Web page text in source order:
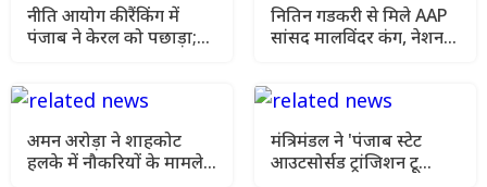
नीति आयोग की रैंकिंग में
पंजाब ने केरल को पछाड़ा;
पेश किया
नितिन गडकरी से मिले AAP
सांसद मालविंदर कंग, नेशनल
अमन अरोड़ा ने शाहकोट
हलके में नौकरियों के मामले
मंत्रिमंडल ने 'पंजाब स्टेट
आउटसोर्सड ट्रांजिशन टू